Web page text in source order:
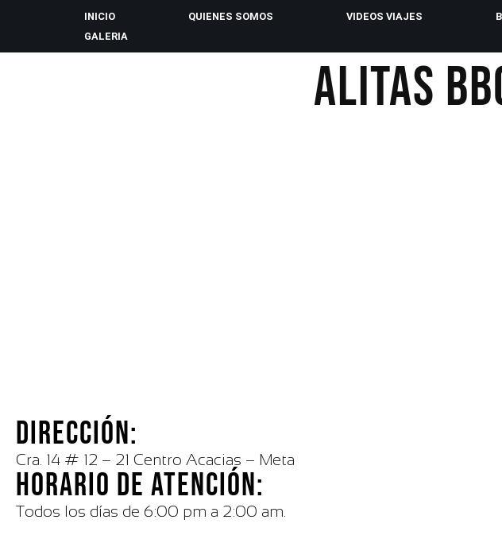
INICIO QUIENES SOMOS VIDEOS VIAJES
GALERIA
ALITAS
DIRECCIÓN:
Cra. 14 # 12 – 21 Centro Acacias – Meta
HORARIO DE ATENCIÓN:
Todos los días de 6:00 pm a 2:00 am.